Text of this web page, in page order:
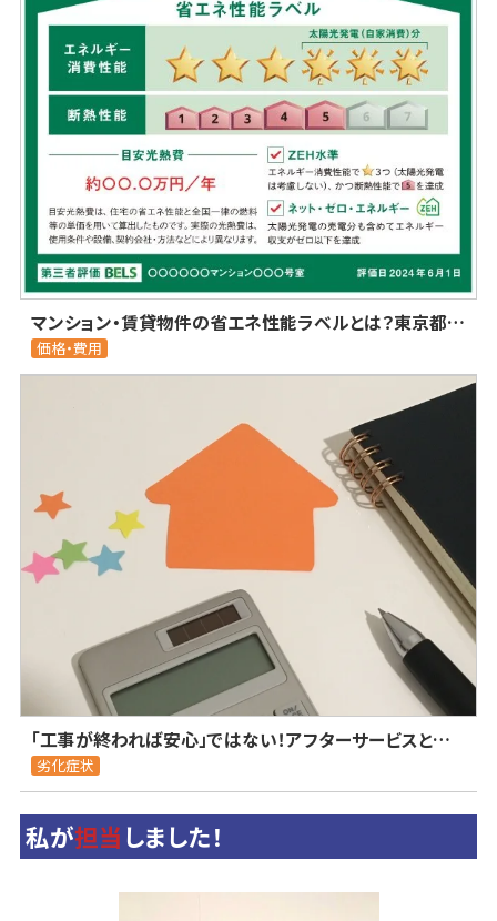
マンション・賃貸物件の省エネ性能ラベルとは？東京都・横浜市の大規模修繕工事専門店
価格・費用
「工事が終われば安心」ではない！アフターサービスと保証内容で見る、本当に誠実な業者の選び方
劣化症状
私が担当 しました！